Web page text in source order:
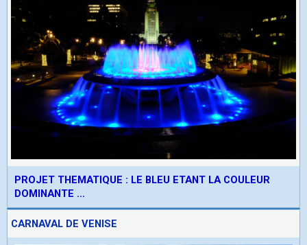
PROJET THEMATIQUE : LE BLEU ETANT LA COULEUR
DOMINANTE ...
CARNAVAL DE VENISE